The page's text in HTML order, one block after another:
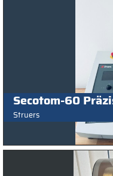
Secotom-60
Struers